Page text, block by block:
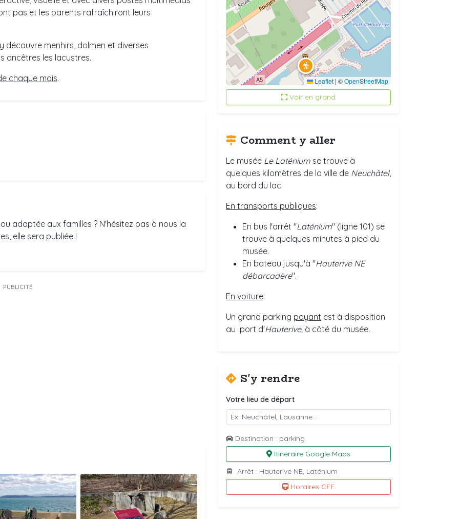
pas et les parents rafraîchiront leurs
menhirs, dolmen et diverses
ancêtres les lacustres.
chaque mois.
adaptée aux familles ? N'hésitez pas à nous la
elle sera publiée !
PUBLICITÉ
Leaflet | ©OpenStreetMap
Voir en grand
Comment y aller
Le musée Le Laténium se trouve à
quelques kilomètres de la ville de Neuchâtel,
au bord du lac.
En transports publiques:
En bus l'arrêt "Laténium" (ligne 101) se
trouve à quelques minutes à pied du
musée.
En bateau jusqu'à "Hauterive NE
débarcadère".
En voiture:
Un grand parking payant est à disposition
au port d'Hauterive, à côté du musée.
S'y rendre
Votre lieu de départ
Destination : parking
Itinéraire Google Maps
Arrêt : Hauterive NE, Laténium
Horaires CFF